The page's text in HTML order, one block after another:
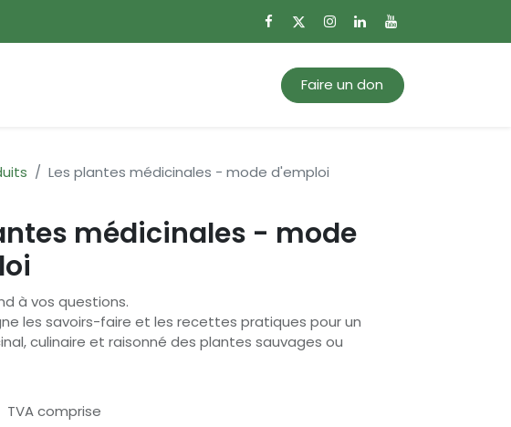
Faire un don
Les plantes médicinales - mode d'emploi
médicinales - mode
à vos questions.
les savoirs-faire et les recettes pratiques pour un
culinaire et raisonné des plantes sauvages ou
TVA comprise